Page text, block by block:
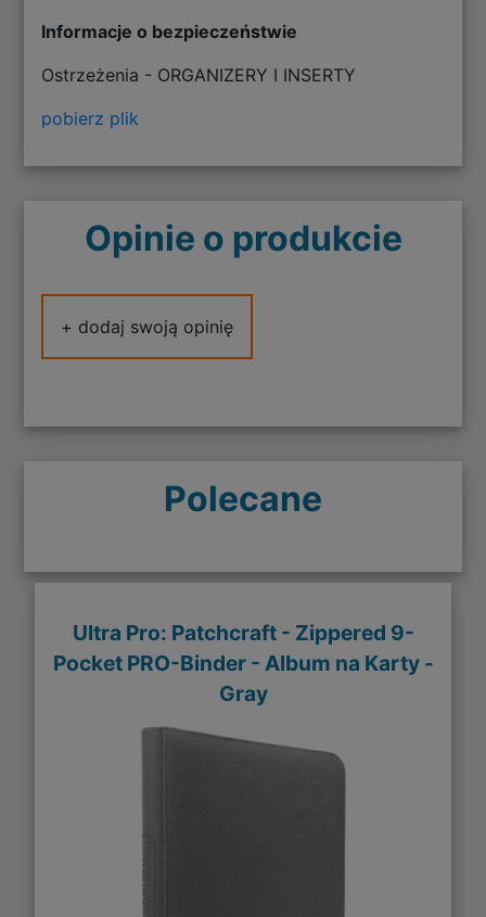
Informacje o bezpieczeństwie
Ostrzeżenia - ORGANIZERY I INSERTY
pobierz plik
Opinie o produkcie
+ dodaj swoją opinię
Polecane
Ultra Pro: Patchcraft - Zippered 9-
Pocket PRO-Binder - Album na Karty -
Gray